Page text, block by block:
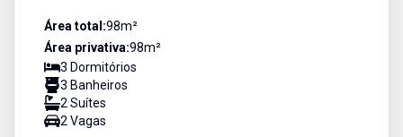
Área total:98m²
Área privativa:98m²
3 Dormitórios
3 Banheiros
2 Suítes
2 Vagas